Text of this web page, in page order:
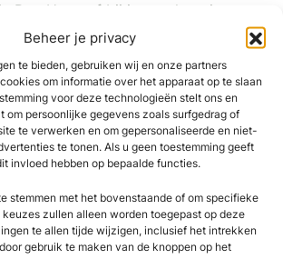
Beheer je privacy
te bieden, gebruiken wij en onze partners
om informatie over het apparaat op te slaan
voor deze technologieën stelt ons en
om persoonlijke gegevens zoals surfgedrag of
te verwerken en om gepersonaliseerde en niet-
te tonen. Als u geen toestemming geeft
invloed hebben op bepaalde functies.
stemmen met het bovenstaande of om specifieke
zullen alleen worden toegepast op deze
te allen tijde wijzigen, inclusief het intrekken
gebruik te maken van de knoppen op het
Den Haag of bij jou op locatie.
in ons kenniscentrum
regelmatig
voor onze apparatuur.
dagen krijg je uitleg over de
het gebruik van de apparatuur en
slag met onze apparatuur
en veilige behandelingen uit te